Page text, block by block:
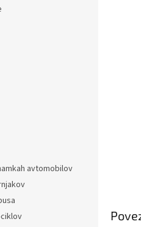
avtomobilov